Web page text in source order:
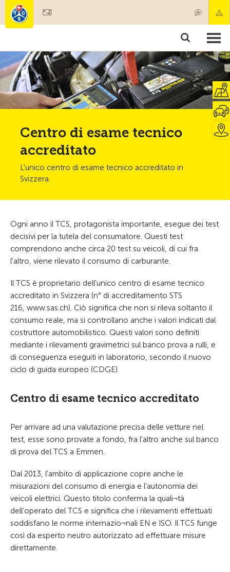
Prodotti & Servizi
Centro di esame tecnico
accreditato
L'unico centro di esame tecnico accreditato in
Svizzera.
Ogni anno il TCS, protagonista importante, esegue dei test
decisivi per la tutela del consumatore. Questi test
comprendono anche circa 20 test su veicoli, di cui fra
l'altro, viene rilevato il consumo di carburante.
Il TCS è proprietario dell'unico centro di esame tecnico
accreditato in Svizzera (n° di accreditamento STS
216, www.sas.ch). Ciò significa che non si rileva soltanto il
consumo reale, ma si controllano anche i valori indicati dal
costruttore automobilistico. Questi valori sono definiti
mediante i rilevamenti gravimetrici sul banco prova a rulli, e
di conseguenza eseguiti in laboratorio, secondo il nuovo
ciclo di guida europeo (CDGE).
Centro di esame tecnico accreditato
Per arrivare ad una valutazione precisa delle vetture nel
test, esse sono provate a fondo, fra l'altro anche sul banco
di prova del TCS a Emmen.
Dal 2013, l’ambito di applicazione copre anche le
misurazioni del consumo di energia e l‘autonomia dei
veicoli elettrici. Questo titolo conferma la quali¬tà
dell’operato del TCS e significa che i rilevamenti effettuati
soddisfano le norme internazio¬nali EN e ISO. Il TCS funge
così da esperto neutro autorizzato ad effettuare misure
direttamente.